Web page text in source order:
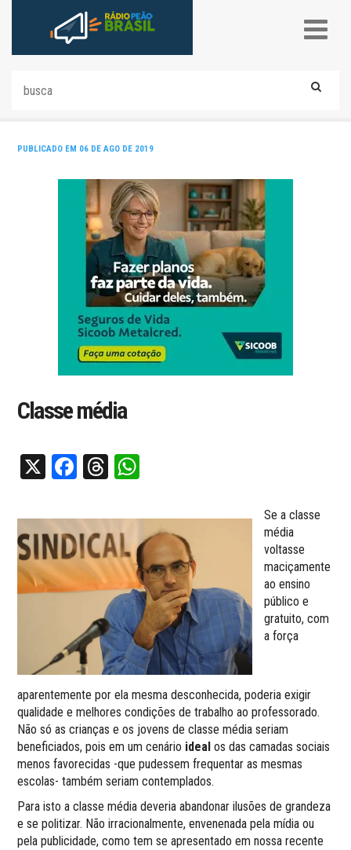
PUBLICADO EM 06 DE AGO DE 2019
Classe média
X Facebook
Threads
Se a classe
média
voltasse
maciçamente
ao ensino
público e
gratuito, com
a força
aparentemente por ela mesma desconhecida, poderia exigir
qualidade e melhores condições de trabalho ao professorado.
Não só as crianças e os jovens de classe média seriam
beneficiados, pois em um cenário ideal os das camadas sociais
menos favorecidas -que pudessem frequentar as mesmas
escolas- também seriam contemplados.
Para isto a classe média deveria abandonar ilusões de grandeza
e se politizar. Não irracionalmente, envenenada pela mídia ou
pela publicidade, como tem se apresentado em nossa recente